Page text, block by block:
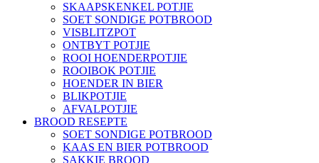
SKAAPSKENKEL POTJIE
SOET SONDIGE POTBROOD
VISBLITZPOT
ONTBYT POTJIE
ROOI HOENDERPOTJIE
ROOIBOK POTJIE
HOENDER IN BIER
BLIKPOTJIE
AFVALPOTJIE
BROOD RESEPTE
SOET SONDIGE POTBROOD
KAAS EN BIER POTBROOD
SAKKIE BROOD